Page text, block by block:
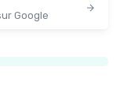
Google